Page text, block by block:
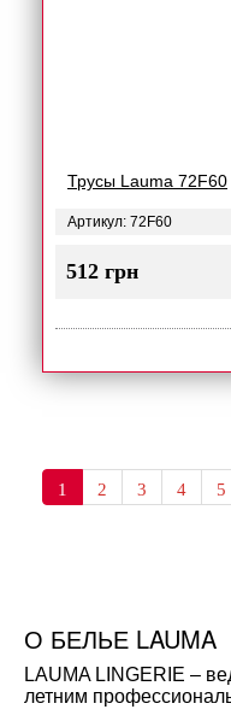
Трусы Lauma 72F60
Артикул: 72F60
512 грн
1 2 3 4 5
О БЕЛЬЕ LAUMA
LAUMA LINGERIE –
летним